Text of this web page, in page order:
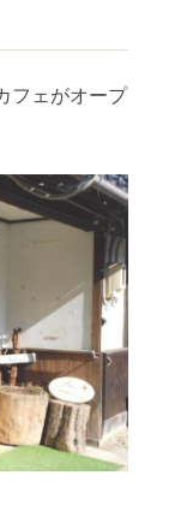
フェがオープ